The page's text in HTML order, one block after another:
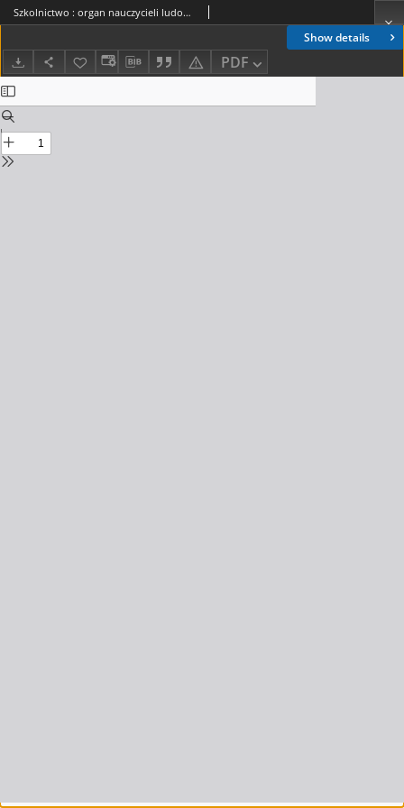
Show details
PDF
Szkolnictwo : organ nauczycieli ludowych. 1900, R.10, nr 13